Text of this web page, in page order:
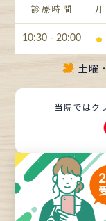
診療時間 月
10:30 - 20:00 ⚫︎
土曜
当院ではク